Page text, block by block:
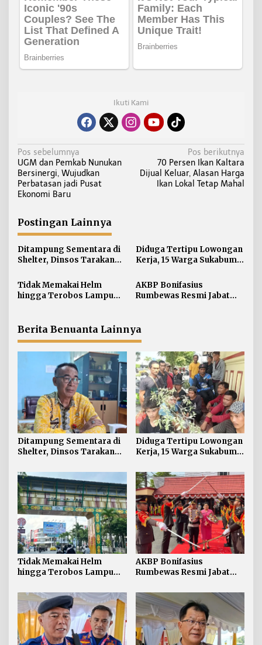
Ikuti Kami
N
a
v
i
a
s
i
p
o
s
Pos sebelumnya
UGM dan Pemkab Nunukan
Bersinergi, Wujudkan
Perbatasan jadi Pusat
Ekonomi Baru
Pos berikutnya
70 Persen Ikan Kaltara
Dijual Keluar, Alasan Harga
Ikan Lokal Tetap Mahal
Postingan Lainnya
Ditampung Sementara di
Shelter, Dinsos Tarakan
Pekerja Asal Jawa Barat
Diduga Tertipu Lowongan
Kerja, 15 Warga Sukabumi
Tidak Memakai Helm
hingga Terobos Lampu
Tarakan
AKBP Bonifasius
Rumbewas Resmi Jabat
Personel Diproses Tanpa
Toleransi
Berita Benuanta Lainnya
Ditampung Sementara di
Shelter, Dinsos Tarakan
Pekerja Asal Jawa Barat
Diduga Tertipu Lowongan
Kerja, 15 Warga Sukabumi
Tidak Memakai Helm
hingga Terobos Lampu
Pelanggaran ETLE di
Tarakan
AKBP Bonifasius
Rumbewas Resmi Jabat
Tegaskan Pelanggaran
Personel Diproses Tanpa
Toleransi